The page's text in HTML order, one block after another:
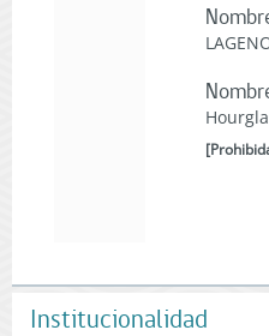
[
Institucionalidad